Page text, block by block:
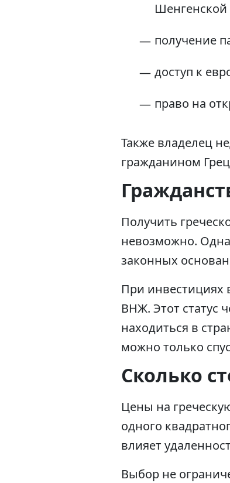
получение
доступ к
право на
Также владелец
гражданином
Получить
невозможно.
законных
При инвестициях
ВНЖ. Этот статус
находиться в
можно только
Сколько
Цены на
одного
влияет
Выбор не